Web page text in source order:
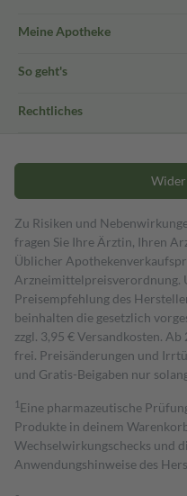
Meine Apotheke
So geht's
Rechtliches
Zu Risiken und
fragen Sie Ihre Ärztin, Ihren
Üblicher
Arzneimittelpreisverordnung.
Preisempfehlung des
beinhalten die gesetzlich
zzgl. 3,95 € Versandkosten.
frei. Preisänderungen und
und Gratis-Beigaben nur
1 Eine pharmazeutische
Produkte in deinem
Wechselwirkungschecks und
Anwendungshinweise des